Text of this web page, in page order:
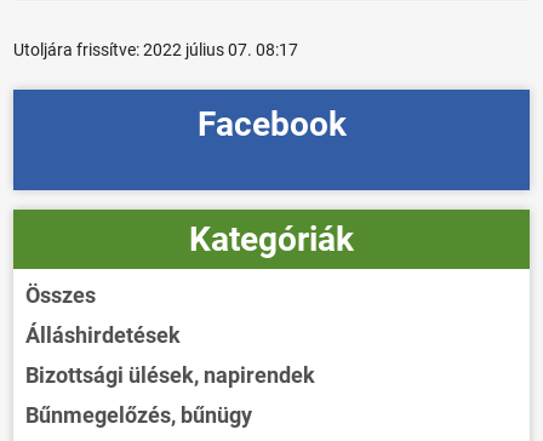
Utoljára frissítve:2022 július 07. 08:17
Facebook
Kategóriák
Összes
Álláshirdetések
Bizottsági ülések, napirendek
Bűnmegelőzés, bűnügy